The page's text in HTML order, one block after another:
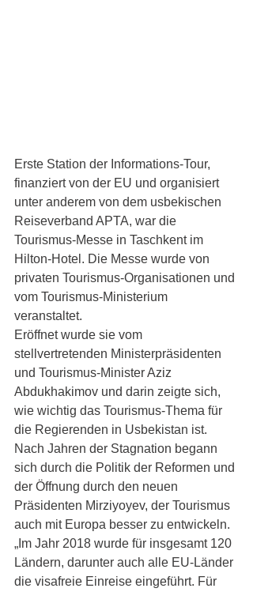
Erste Station der Informations-Tour,
finanziert von der EU und organisiert
unter anderem von dem usbekischen
Reiseverband APTA, war die
Tourismus-Messe in Taschkent im
Hilton-Hotel. Die Messe wurde von
privaten Tourismus-Organisationen und
vom Tourismus-Ministerium
veranstaltet.
Eröffnet wurde sie vom
stellvertretenden Ministerpräsidenten
und Tourismus-Minister Aziz
Abdukhakimov und darin zeigte sich,
wie wichtig das Tourismus-Thema für
die Regierenden in Usbekistan ist.
Nach Jahren der Stagnation begann
sich durch die Politik der Reformen und
der Öffnung durch den neuen
Präsidenten Mirziyoyev, der Tourismus
auch mit Europa besser zu entwickeln.
„Im Jahr 2018 wurde für insgesamt 120
Ländern, darunter auch alle EU-Länder
die visafreie Einreise eingeführt. Für